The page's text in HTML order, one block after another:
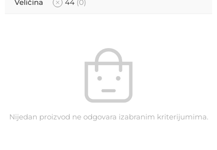
Veličina 44 0
Nijedan proizvod ne odgovara izabranim kriterijumima.